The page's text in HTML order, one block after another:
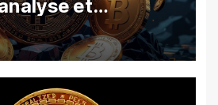
et